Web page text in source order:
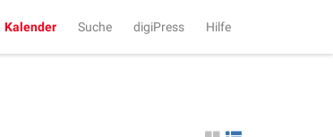
Kalender Suche digiPress Hilfe